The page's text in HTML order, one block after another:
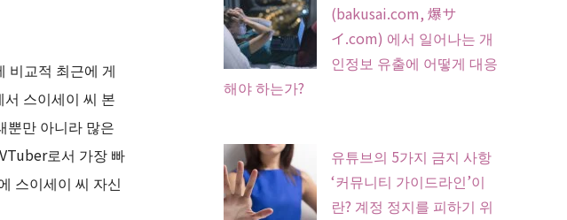
비교적 최근에 게
스이세이 씨 본
뿐만 아니라 많은
로서 가장 빠
스이세이 씨 자신
(bakusai.com, 爆サ
イ.com) 에서 일어나는 개
인정보 유출에 어떻게 대응
해야 하는가?
유튜브의 5가지 금지 사항
‘커뮤니티 가이드라인’이
란? 계정 정지를 피하기 위